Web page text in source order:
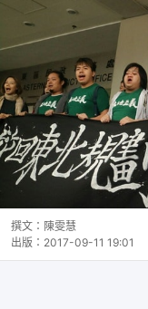
撰文： 陳雯慧
出版： 2017-09-11 19:01